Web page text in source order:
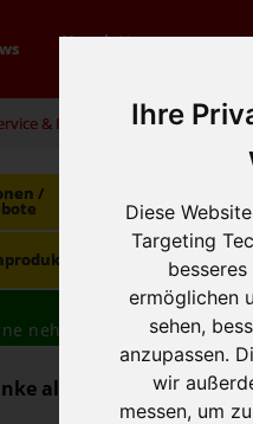
Ihre
Diese
Targeting
ermöglichen
sehen,
anzupassen.
wir
messen, um
Newsletter
& Infos 01 / 599 92
/
alkoholfrei
Wir haben
nehmen wir Ihre
alkoholfrei -